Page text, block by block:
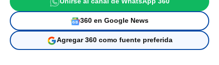
360 en Google News
Agregar 360 como fuente preferida